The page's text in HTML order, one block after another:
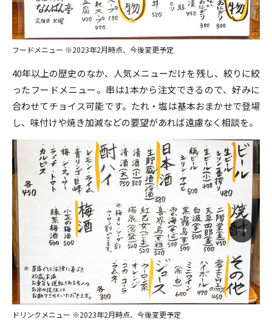
フードメニュー ※2023年2月時点、今後変更予定
40年以上の歴史のなか、人気メニューだけを残し、絞りに絞
ったフードメニュー。串は1本から注文できるので、好みに
合わせてチョイス可能です。たれ・塩は基本おまかせで登場
し、味付けや焼き加減などの要望があれば遠慮なく相談を。
ドリンクメニュー ※2023年2月時点、今後変更予定